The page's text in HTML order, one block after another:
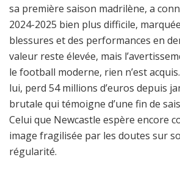
sa première saison madrilène, a
2024-2025 bien plus difficile,
blessures et des performances en
valeur reste élevée, mais
le football moderne, rien n’est
lui, perd 54 millions d’euros depuis
brutale qui témoigne d’une fin de
Celui que Newcastle espère encore
image fragilisée par les doutes sur
régularité.